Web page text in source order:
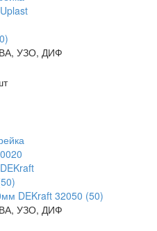
ВА, УЗО, ДИФ
DEKraft 32050 (50)
ВА, УЗО, ДИФ